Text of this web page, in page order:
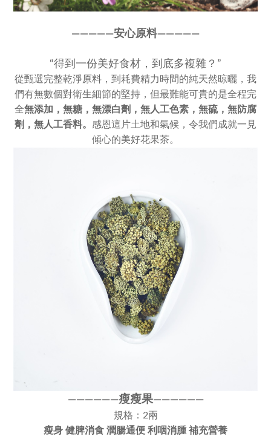
—————安心原料—————
“得到一份美好食材，到底多複雜？”
從甄選完整乾淨原料，到耗費精力時間的純天然晾曬，我
們有無數個對衛生細節的堅持，但最難能可貴的是全程完
全無添加， 無糖，無漂白劑，無人工色素， 無硫，無防腐
劑，無人工香料。 感恩這片土地和氣候，令我們成就一見
傾心的美好花果茶。
——————瘦瘦果——————
規格：2兩
瘦身 健脾消食 潤腸通便 利咽消腫 補充營養